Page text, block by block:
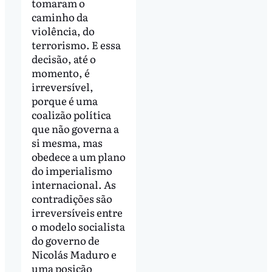
caminho da
violência, do
terrorismo. E essa
decisão, até o
momento, é
irreversível,
porque é uma
coalizão política
que não governa a
si mesma, mas
obedece a um plano
do imperialismo
internacional. As
contradições são
irreversíveis entre
o modelo socialista
do governo de
Nicolás Maduro e
uma posição